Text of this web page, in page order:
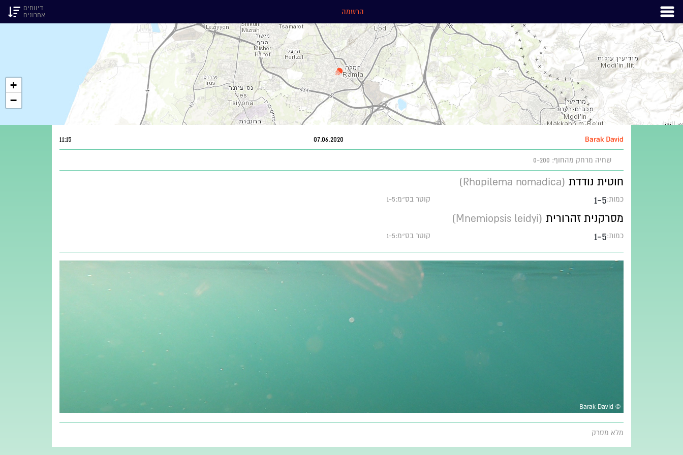
הרשמה
דיווחים
אחרונים
+
−
Barak David
07.06.2020
11:15
שחיה מרחק מהחוף: 0-200
חוטית נודדת (Rhopilema nomadica)
כמות:1-5 קוטר בס״מ:1-5
מסרקנית זהרורית (Mnemiopsis leidyi)
כמות:1-5 קוטר בס״מ:1-5
© Barak David
מלא מסרק